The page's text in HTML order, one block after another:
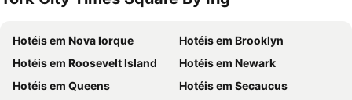
Hotéis em Nova Iorque
Hotéis em Brooklyn
Hotéis em Roosevelt Island
Hotéis em Newark
Hotéis em Queens
Hotéis em Secaucus